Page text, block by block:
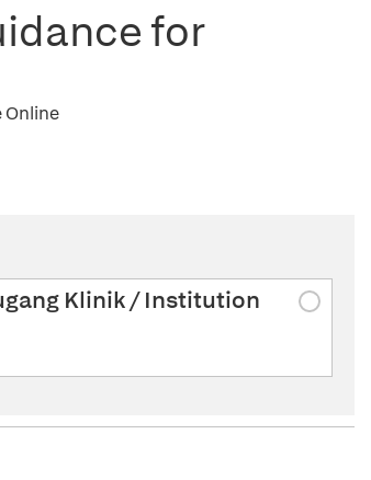
for
Online
Klinik / Institution